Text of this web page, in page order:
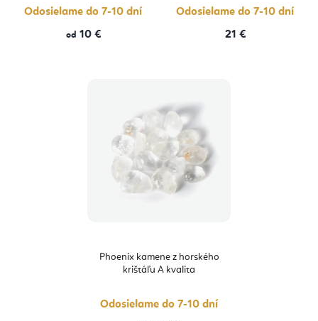
Odosielame do 7-10 dní
od 10 €
Odosielame do 7-10 dní
21 €
Phoenix kamene z horského
krištáľu A kvalita
Odosielame do 7-10 dní